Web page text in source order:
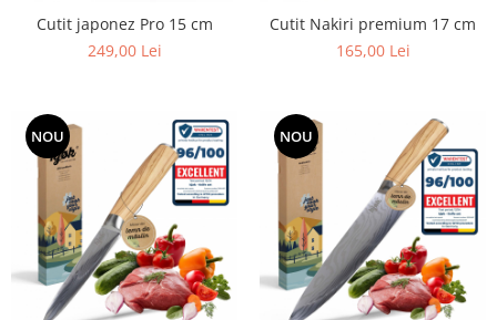
Smartwatch
Cutit japonez Pro 15 cm
249,00 Lei
Cutit Nakiri premium 17 cm
165,00 Lei
NOU NOU